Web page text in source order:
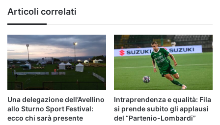
Articoli correlati
Una delegazione dell’Avellino
allo Sturno Sport Festival:
ecco chi sarà presente
Intraprendenza e qualità: Fila
si prende subito gli applausi
del “Partenio-Lombardi”